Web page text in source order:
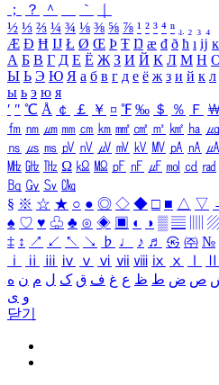
；
？ ＾ ｀
½ ⅓ ⅔ ¼ ¾ ⅛ ⅜ ⅝ ⅞ ¹ ² ³ ⁴ ⁿ ₁ ₂ ₃ ₄
Æ Ð Ħ Ĳ Ł Ø Œ Þ Ŧ Ŋ æ đ ð ħ ı ĳ ĸ
А Б В Г Д Е Ё Ж З И Й К Л М Н
Ы Ь Э Ю Я а б в г д е ё ж з и й к л
ы ь э ю я
′ ″ ℃ Å ￠ ￡ ￥ ¤ ℉ ‰ ＄ ％ Ｆ
㎙ ㎚ ㎛ ㎜ ㎝ ㎞ ㎟ ㎠ ㎡ ㎢ ㏊ ㎍
㎱ ㎲ ㎳ ㎴ ㎵ ㎶ ㎷ ㎸ ㎹ ㎀ ㎁ ㎂
㎒ ㎓ ㎔ Ω ㏀ ㏁ ㎊ ㎋ ㎌ ㏖ ㏅ ㎭
㏃ ㏉ ㏜ ㏆
§ ※ ☆ ★ ○ ● ◎ ◇ ◆ □ ■ △ ▽
♠ ♡ ♥ ♧ ♣ ⊙ ◈ ▣ ◐ ◑ ▒ ▤
‡ ↕ ↗ ↙ ↖ ↘ ♭ ♩ ♪ ♬ ㉿ ㈜ №
ⅰ
ⅱ ⅲ ⅳ ⅴ ⅵ ⅶ ⅷ ⅸ ⅹ
ص ض ط ظ ع غ ف ق ک ل م ن ه
و ی
닫기